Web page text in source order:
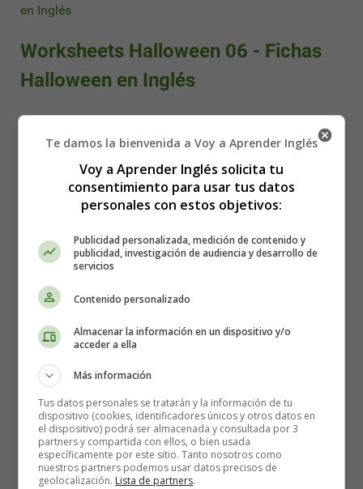
en Inglés
Worksheets Halloween 06 - Fichas
Halloween en Inglés
Detalles
Categoría:Worksheets Halloween - Fichas en
Inglés Halloween
Publicado: 27 Octubre 2021
worksheets
Te damos la bienvenida a Voy a Aprender Inglés
Voy a Aprender Inglés solicita tu
consentimiento para usar tus datos
personales con estos objetivos:
Publicidad personalizada, medición de contenido y
publicidad, investigación de audiencia y desarrollo de
servicios
Contenido personalizado
Almacenar la información en un dispositivo y/o
acceder a ella
Más información
Tus datos personales se tratarán y la información de tu
dispositivo (cookies, identificadores únicos y otros datos en
el dispositivo) podrá ser almacenada y consultada por 3
partners y compartida con ellos, o bien usada
específicamente por este sitio. Tanto nosotros como
nuestros partners podemos usar datos precisos de
geolocalización. Lista de partners.